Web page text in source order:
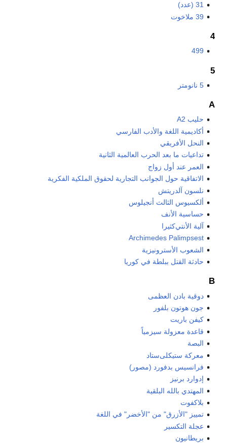
31 (عدد)
39 ملاخوت
4
499
5
5 نانومتر
A
حليب A2
أكاديمية اللغة والأدب الفارسي
النحل الأفريقي
تداعيات ما بعد الحرب العالمية الثانية
العمر عند أول زواج
الاتفاقية حول الجوانب التجارية لحقوق الملكية الفكرية
نلسون آلدريتش
ألكسيوس الثالث أنجيلوس
حساسية الأنف
آلية الأنتي‌كثيرا
Archimedes Palimpsest
الشعوب الأسترونيزية
حادثة القتل ببلطة في كوريا
B
دوقية بادن العظمى
جون هوتون بلفور
كيفن باريت
قاعدة معزولة سيزمياً
البصة
معركة ستيكلى‌ستاد
فرانسيس بدفورد (مصور)
إدوارد برنيز
المهتدي بالله البلقية
بلاكفوت
تمييز "الأزرق" من "الأخضر" في اللغة
عجلة التكسير
بريطانيون